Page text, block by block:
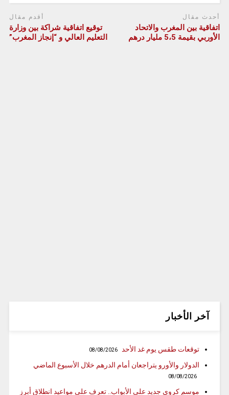
أحدث مقال
اتفاقية بين المغرب والاتحاد
الأوربي بقيمة 5،5 مليار درهم
أقدم مقال
توقيع اتفاقية شراكة بين وزارة
التعليم العالي و “إنجاز المغرب”
آخر الأخبار
توقعات طقس يوم غد الأحد 08/08/2026
الدولار والأورو يتراجعان أمام الدرهم خلال الأسبوع الماضي
08/08/2026
موسم كروي جديد على الأبواب.. تعرف على مواعيد انطلاق أبرز